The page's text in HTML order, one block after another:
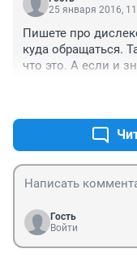
25 января 2016,
Пишете про
куда обращаться.
что это. А если и
других странах
ребёнок учится в
работают
считается нормой
обычными детьми,
нашим
обществе .
Гость
Войти